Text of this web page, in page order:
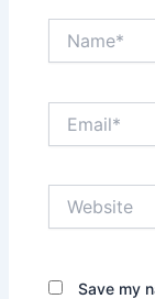
Save my